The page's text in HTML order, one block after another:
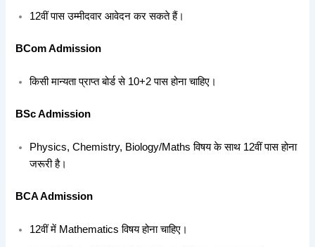
12वीं पास उम्मीदवार आवेदन कर सकते हैं।
BCom Admission
किसी मान्यता प्राप्त बोर्ड से 10+2 पास होना चाहिए।
BSc Admission
Physics, Chemistry, Biology/Maths विषय के साथ 12वीं पास होना
जरूरी है।
BCA Admission
12वीं में Mathematics विषय होना चाहिए।